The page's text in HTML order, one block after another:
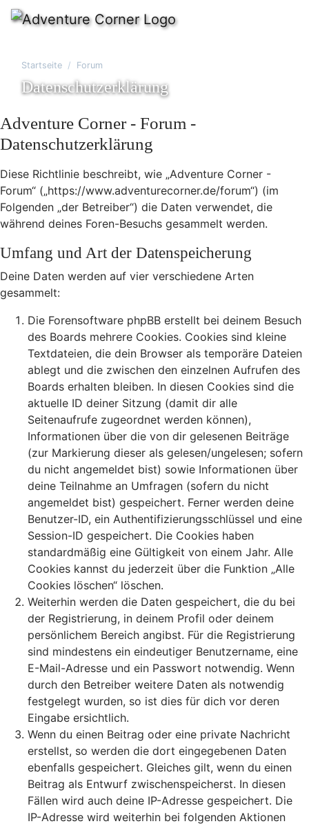
Startseite Forum
Datenschutzerklärung
Adventure Corner - Forum -
Datenschutzerklärung
Diese Richtlinie beschreibt, wie „Adventure Corner -
Forum“ („https://www.adventurecorner.de/forum“) (im
Folgenden „der Betreiber“) die Daten verwendet, die
während deines Foren-Besuchs gesammelt werden.
Umfang und Art der Datenspeicherung
Deine Daten werden auf vier verschiedene Arten
gesammelt:
Die Forensoftware phpBB erstellt bei deinem Besuch
des Boards mehrere Cookies. Cookies sind kleine
Textdateien, die dein Browser als temporäre Dateien
ablegt und die zwischen den einzelnen Aufrufen des
Boards erhalten bleiben. In diesen Cookies sind die
aktuelle ID deiner Sitzung (damit dir alle
Seitenaufrufe zugeordnet werden können),
Informationen über die von dir gelesenen Beiträge
(zur Markierung dieser als gelesen/ungelesen; sofern
du nicht angemeldet bist) sowie Informationen über
deine Teilnahme an Umfragen (sofern du nicht
angemeldet bist) gespeichert. Ferner werden deine
Benutzer-ID, ein Authentifizierungsschlüssel und eine
Session-ID gespeichert. Die Cookies haben
standardmäßig eine Gültigkeit von einem Jahr. Alle
Cookies kannst du jederzeit über die Funktion „Alle
Cookies löschen“ löschen.
Weiterhin werden die Daten gespeichert, die du bei
der Registrierung, in deinem Profil oder deinem
persönlichem Bereich angibst. Für die Registrierung
sind mindestens ein eindeutiger Benutzername, eine
E-Mail-Adresse und ein Passwort notwendig. Wenn
durch den Betreiber weitere Daten als notwendig
festgelegt wurden, so ist dies für dich vor deren
Eingabe ersichtlich.
Wenn du einen Beitrag oder eine private Nachricht
erstellst, so werden die dort eingegebenen Daten
ebenfalls gespeichert. Gleiches gilt, wenn du einen
Beitrag als Entwurf zwischenspeicherst. In diesen
Fällen wird auch deine IP-Adresse gespeichert. Die
IP-Adresse wird weiterhin bei folgenden Aktionen